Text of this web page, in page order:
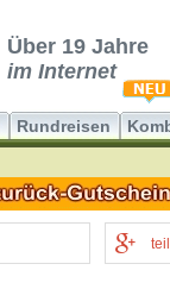
Über 19 Jahre
im Internet
Rundreisen